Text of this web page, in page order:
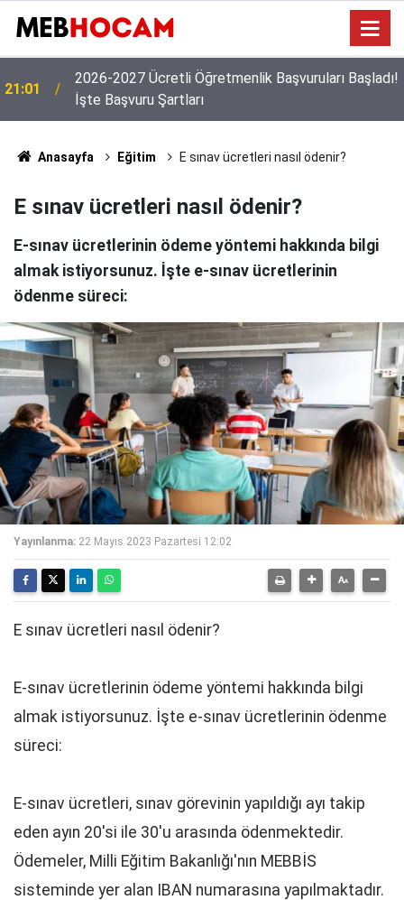
19:02 MEB'den Yeni Ücretli Öğretmen Açıklaması
Anasayfa Eğitim E sınav ücretleri nasıl ödenir?
E sınav ücretleri nasıl ödenir?
E-sınav ücretlerinin ödeme yöntemi hakkında bilgi
almak istiyorsunuz. İşte e-sınav ücretlerinin
ödenme süreci:
Yayınlanma: 22 Mayıs 2023 Pazartesi 12:02
E sınav ücretleri nasıl ödenir?
E-sınav ücretlerinin ödeme yöntemi hakkında bilgi
almak istiyorsunuz. İşte e-sınav ücretlerinin ödenme
süreci:
E-sınav ücretleri, sınav görevinin yapıldığı ayı takip
eden ayın 20'si ile 30'u arasında ödenmektedir.
Ödemeler, Milli Eğitim Bakanlığı'nın MEBBİS
sisteminde yer alan IBAN numarasına yapılmaktadır.